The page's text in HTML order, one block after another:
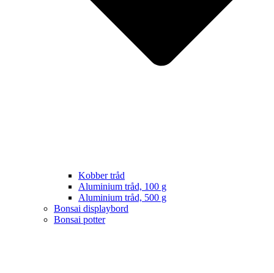
Kobber tråd
Aluminium tråd, 100 g
Aluminium tråd, 500 g
Bonsai displaybord
Bonsai potter